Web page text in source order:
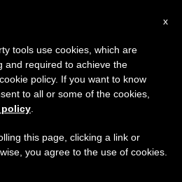
x
tools use cookies, which are
and required to achieve the
policy. If you want to know
to all or some of the cookies,
this page, clicking a link or
you agree to the use of cookies.